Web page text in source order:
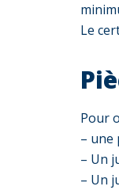
Le
Pour
– une
– Un
– Un